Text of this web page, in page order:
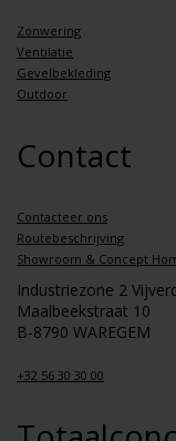
Zonwering
Ventilatie
Gevelbekleding
Outdoor
Contact
Contacteer ons
Routebeschrijving
Showroom & Concept
Industriezone 2
Maalbeekstraat 10
B-8790 WAREGEM
+32 56 30 30 00